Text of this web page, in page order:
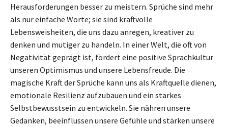
Herausforderungen besser zu meistern. Sprüche sind mehr
als nur einfache Worte; sie sind kraftvolle
Lebensweisheiten, die uns dazu anregen, kreativer zu
denken und mutiger zu handeln. In einer Welt, die oft von
Negativität geprägt ist, fördert eine positive Sprachkultur
unseren Optimismus und unsere Lebensfreude. Die
magische Kraft der Sprüche kann uns als Kraftquelle dienen,
emotionale Resilienz aufzubauen und ein starkes
Selbstbewusstsein zu entwickeln. Sie nähren unsere
Gedanken, beeinflussen unsere Gefühle und stärken unsere